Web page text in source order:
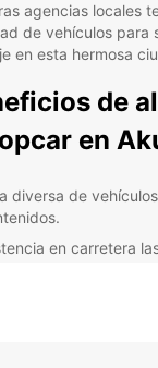
agencias locales
de vehículos para
en esta hermosa
de
en
diversa de
en carretera